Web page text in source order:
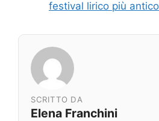
festival lirico più
SCRITTO DA
Elena Franchini